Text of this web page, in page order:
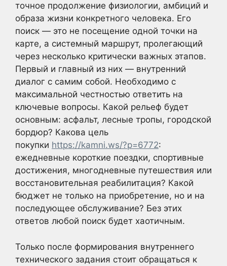
точное продолжение физиологии, амбиций и
образа жизни конкретного человека. Его
поиск — это не посещение одной точки на
карте, а системный маршрут, пролегающий
через несколько критически важных этапов.
Первый и главный из них — внутренний
диалог с самим собой. Необходимо с
максимальной честностью ответить на
ключевые вопросы. Какой рельеф будет
основным: асфальт, лесные тропы, городской
бордюр? Какова цель
покупки https://kamni.ws/?p=6772:
ежедневные короткие поездки, спортивные
достижения, многодневные путешествия или
восстановительная реабилитация? Какой
бюджет не только на приобретение, но и на
последующее обслуживание? Без этих
ответов любой поиск будет хаотичным.
Только после формирования внутреннего
технического задания стоит обращаться к